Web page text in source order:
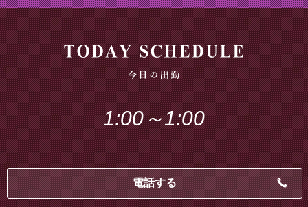
1:00～1:00
電話する